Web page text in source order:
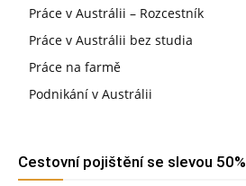
Práce v Austrálii – Rozcestník
Práce v Austrálii bez studia
Práce na farmě
Podnikání v Austrálii
Cestovní pojištění se slevou 50%